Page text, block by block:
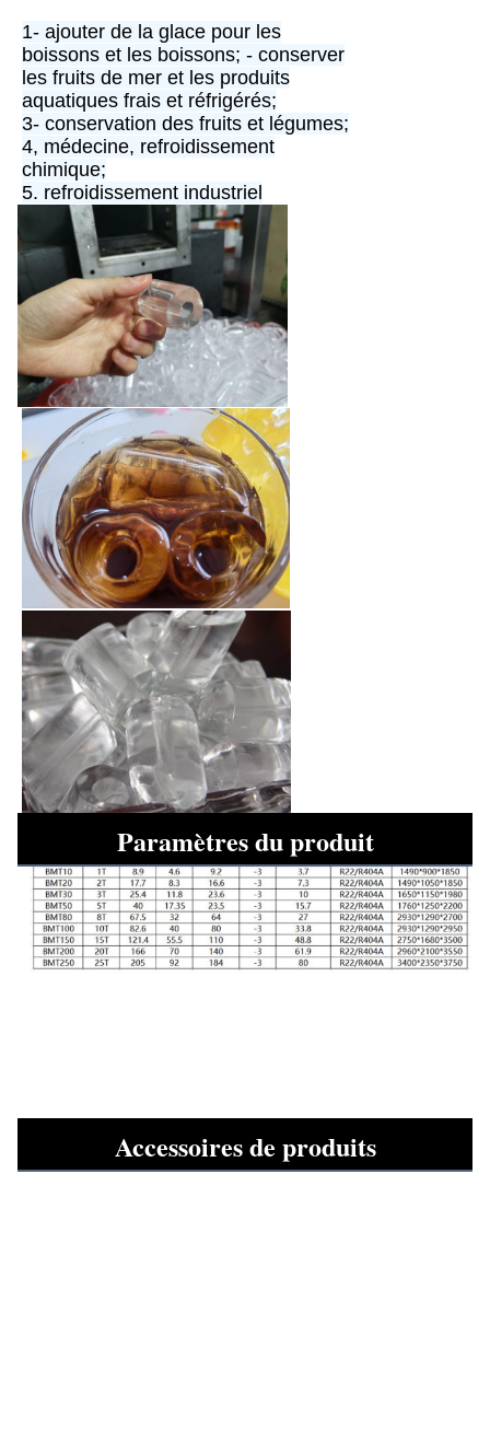
1- ajouter de la glace pour les
boissons et les boissons; - conserver
les fruits de mer et les produits
aquatiques frais et réfrigérés;
3- conservation des fruits et légumes;
4, médecine, refroidissement
chimique;
5. refroidissement industriel
Paramètres du produit
Accessoires de produits